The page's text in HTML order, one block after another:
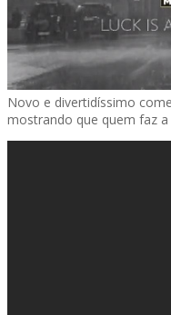
Novo e divertidíssimo
mostrando que quem faz